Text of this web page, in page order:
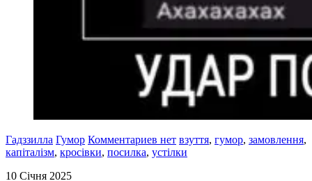
Гадззилла Гумор Комментариев нет взуття, гумор, замовлення,
капіталізм, кросівки, посилка, устілки
10 Січня 2025